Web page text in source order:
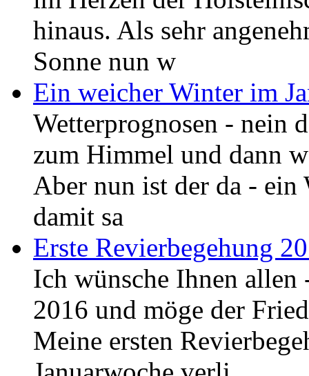
hinaus. Als sehr
Sonne nun w
Ein weicher Winter im
Wetterprognosen - nein
zum Himmel und dann
Aber nun ist der da -
damit sa
Erste Revierbegehung
Ich wünsche Ihnen allen
2016 und möge der
Meine ersten